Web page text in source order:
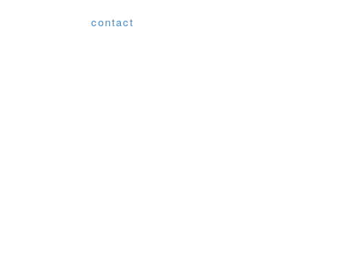
contact